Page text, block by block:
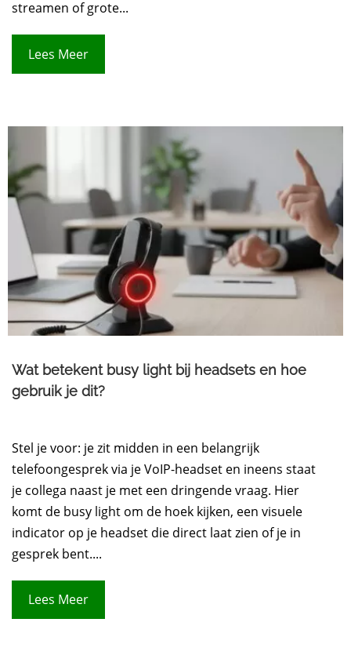
streamen of grote...
Lees Meer
Wat betekent busy light bij headsets en hoe
gebruik je dit?
Stel je voor: je zit midden in een belangrijk
telefoongesprek via je VoIP-headset en ineens staat
je collega naast je met een dringende vraag. Hier
komt de busy light om de hoek kijken, een visuele
indicator op je headset die direct laat zien of je in
gesprek bent....
Lees Meer